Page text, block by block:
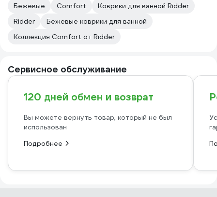
Бежевые Comfort
Коврики для ванной Ridder
Ridder
Бежевые коврики для ванной
Коллекция Comfort от Ridder
Сервисное обслуживание
120 дней обмен и возврат
Вы можете вернуть товар, который не был
использован
Подробнее